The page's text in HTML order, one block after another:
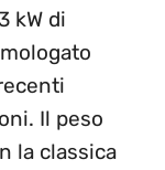
kW di
Il peso
la classica